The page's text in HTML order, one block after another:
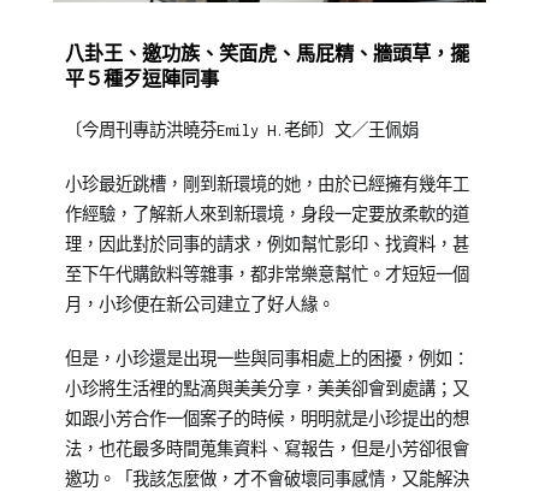
Posted
on
05-
Posted
in
導/
活
動
花
絮,
專
【企
業
教
Tagged
企
媒
體
專
訪,
教
育
練,
跨
部
八卦王、邀功族、笑面虎、馬屁精、牆頭草，擺
平５種歹逗陣同事
〔今周刊專訪洪曉芬Emily H.老師〕文／王佩娟
小珍最近跳槽，剛到新環境的她，由於已經擁有幾年工
作經驗，了解新人來到新環境，身段一定要放柔軟的道
理，因此對於同事的請求，例如幫忙影印、找資料，甚
至下午代購飲料等雜事，都非常樂意幫忙。才短短一個
月，小珍便在新公司建立了好人緣。
但是，小珍還是出現一些與同事相處上的困擾，例如：
小珍將生活裡的點滴與美美分享，美美卻會到處講；又
如跟小芳合作一個案子的時候，明明就是小珍提出的想
法，也花最多時間蒐集資料、寫報告，但是小芳卻很會
邀功。「我該怎麼做，才不會破壞同事感情，又能解決